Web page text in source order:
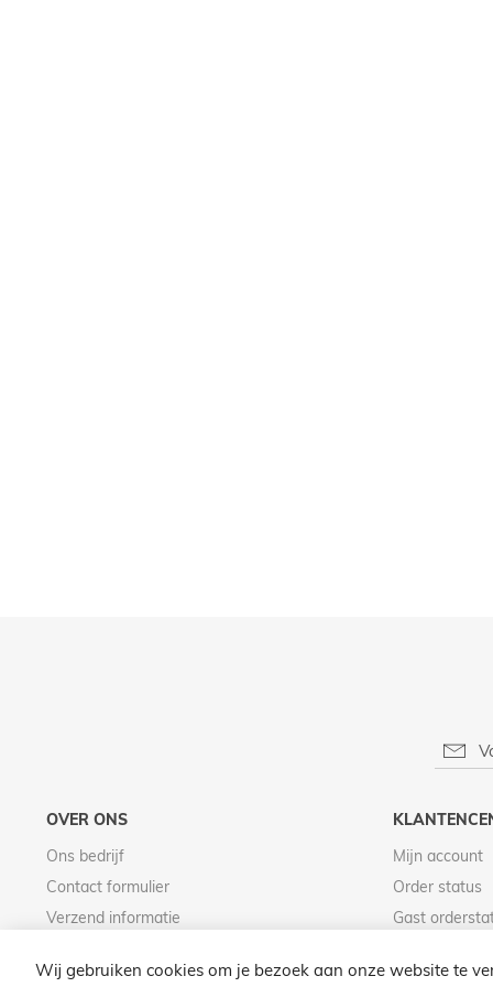
OVER ONS
Ons bedrijf
Contact formulier
Verzend informatie
Mijn account
Order status
Gast
Wij gebruiken cookies om je bezoek aan onze website te